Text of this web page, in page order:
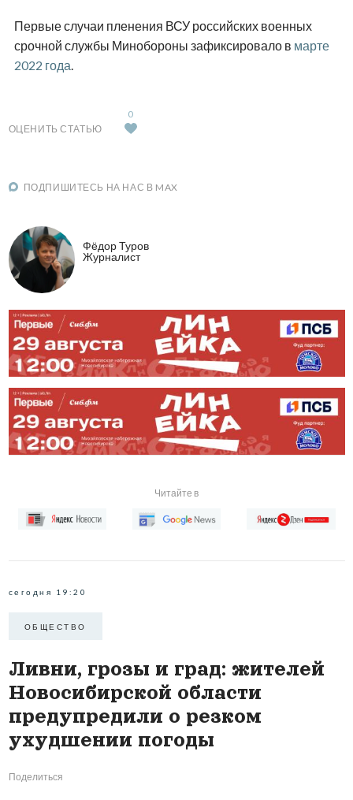
Первые случаи пленения ВСУ российских военных
срочной службы Минобороны зафиксировало в марте
2022 года.
ОЦЕНИТЬ СТАТЬЮ
0
ПОДПИШИТЕСЬ НА НАС В MAX
Фёдор Туров
Журналист
Читайте в
сегодня 19:20
ОБЩЕСТВО
Ливни, грозы и град: жителей
Новосибирской области
предупредили о резком
ухудшении погоды
Поделиться